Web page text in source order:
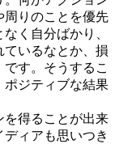
周りのことを優先
く自分ばかり、
いるなとか、損
す。そうするこ
ポジティブな結果
を得ることが出来
ィアも思いつき